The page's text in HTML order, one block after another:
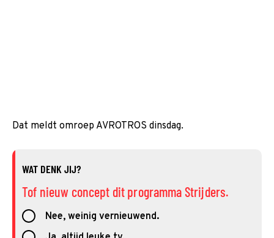
Dat meldt omroep AVROTROS dinsdag.
WAT DENK JIJ?
Tof nieuw concept dit programma Strijders.
Nee, weinig vernieuwend.